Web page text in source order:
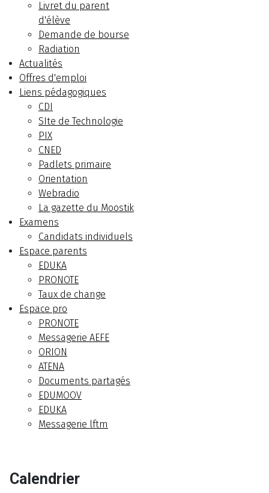
Livret du parent
d'élève
Demande de bourse
Radiation
Actualités
Offres d'emploi
Liens pédagogiques
CDI
SIte de Technologie
PIX
CNED
Padlets primaire
Orientation
Webradio
La gazette du Moostik
Examens
Candidats individuels
Espace parents
EDUKA
PRONOTE
Taux de change
Espace pro
PRONOTE
Messagerie AEFE
ORION
ATENA
Documents partagés
EDUMOOV
EDUKA
Messagerie lftm
Calendrier